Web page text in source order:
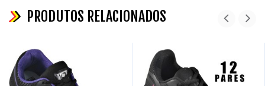
PRODUTOS RELACIONADOS